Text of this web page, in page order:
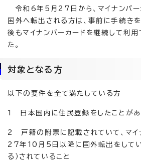
令和6年5月27日から、マイナンバー
国外へ転出される方は、事前に手続き
後もマイナンバーカードを継続して利用
た。
対象となる方
以下の要件を全て満たしている方
1 日本国内に住民登録をしたことがあ
2 戸籍の附票に記載されていて、マイ
27年10月5日以降に国外転出をして
る）されていること